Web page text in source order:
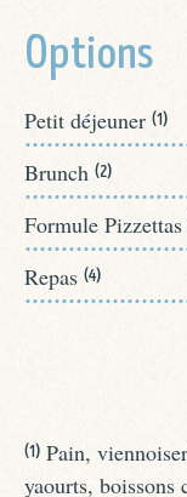
Options
Petit déjeuner (1)
:
Brunch (2)
:
Formule Pizzettas
:
Repas (4)
:
(1) Pain,
yaourts, boissons